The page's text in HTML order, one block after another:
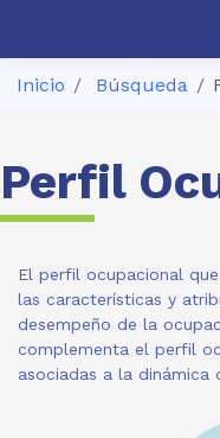
Inicio Búsqueda
Perfil
El perfil ocupacional
las características y
desempeño de la
complementa el perfil
asociadas a la